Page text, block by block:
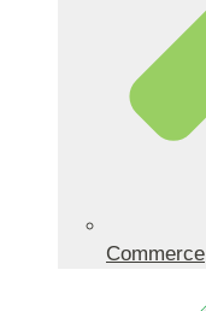
Commerce